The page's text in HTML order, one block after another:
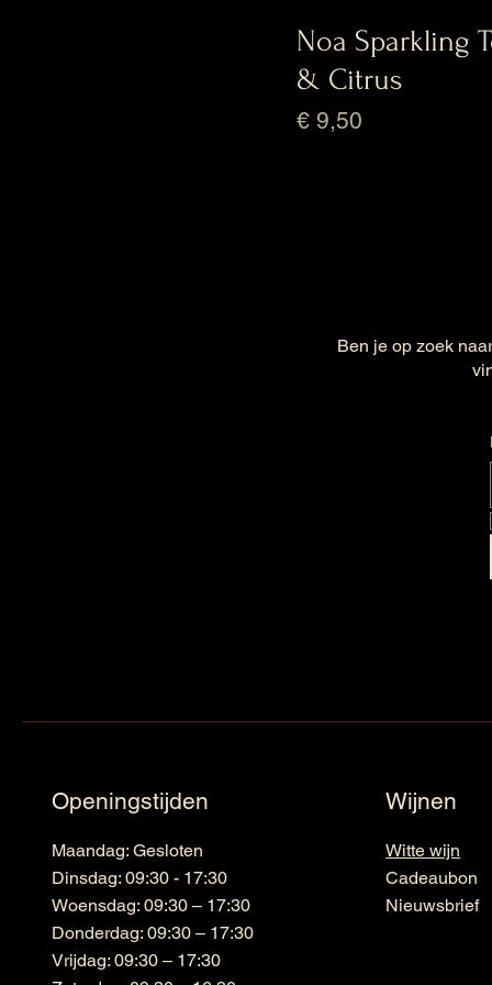
Noa Sparkling
& Citrus
Prijs
€ 9,50
Ben je op zoek
Openingstijden
Maandag: Gesloten
Dinsdag: 09:30 - 17:30
Woensdag: 09:30 – 17:30
Donderdag: 09:30 – 17:30
Vrijdag: 09:30 – 17:30
Wijnen
Witte wijn
Cadeaubon
Nieuwsbrief